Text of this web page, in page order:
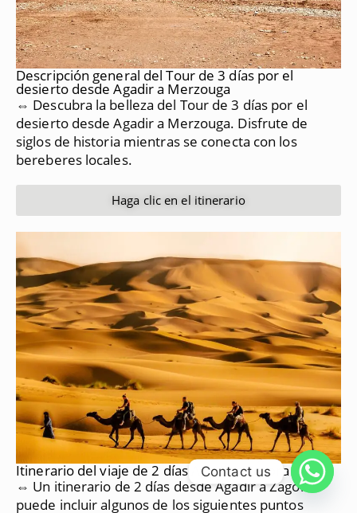
Descripción general del Tour de 3 días por el
desierto desde Agadir a Merzouga
⇔ Descubra la belleza del Tour de 3 días por el
desierto desde Agadir a Merzouga. Disfrute de
siglos de historia mientras se conecta con los
bereberes locales.
Haga clic en el itinerario
Itinerario del viaje de 2 días Agadir a Zagora
⇔ Un itinerario de 2 días desde Agadir a Zagora
puede incluir algunos de los siguientes puntos
Contact us